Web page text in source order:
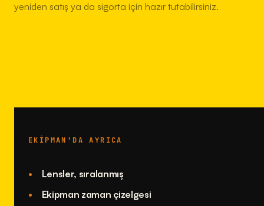
yeniden satış ya da sigorta için hazır tutabilirsiniz.
EKIPMAN'DA AYRICA
Lensler, sıralanmış
Ekipman zaman çizelgesi